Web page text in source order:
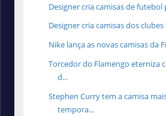
Designer cria camisas de futebol
Designer cria camisas dos
Nike lança as novas camisas da
Torcedor do Flamengo eterniza
d...
Stephen Curry tem a camisa
tempora...